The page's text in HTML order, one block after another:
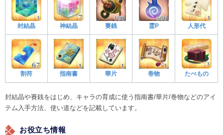
封結晶 神結晶 賽銭 霊P 人形代
割符 指南書 華片 巻物 たべもの
封結晶や賽銭をはじめ、キャラの育成に使う指南書/華片/巻物などのアイ
テム入手方法、使い道などを記載しています。
お役立ち情報